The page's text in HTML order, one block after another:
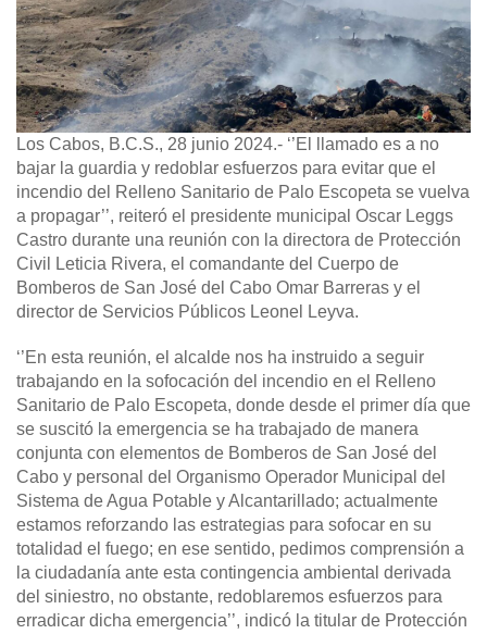
Los Cabos, B.C.S., 28 junio 2024.- ‘’El llamado es a no
bajar la guardia y redoblar esfuerzos para evitar que el
incendio del Relleno Sanitario de Palo Escopeta se vuelva
a propagar’’, reiteró el presidente municipal Oscar Leggs
Castro durante una reunión con la directora de Protección
Civil Leticia Rivera, el comandante del Cuerpo de
Bomberos de San José del Cabo Omar Barreras y el
director de Servicios Públicos Leonel Leyva.
‘’En esta reunión, el alcalde nos ha instruido a seguir
trabajando en la sofocación del incendio en el Relleno
Sanitario de Palo Escopeta, donde desde el primer día que
se suscitó la emergencia se ha trabajado de manera
conjunta con elementos de Bomberos de San José del
Cabo y personal del Organismo Operador Municipal del
Sistema de Agua Potable y Alcantarillado; actualmente
estamos reforzando las estrategias para sofocar en su
totalidad el fuego; en ese sentido, pedimos comprensión a
la ciudadanía ante esta contingencia ambiental derivada
del siniestro, no obstante, redoblaremos esfuerzos para
erradicar dicha emergencia’’, indicó la titular de Protección